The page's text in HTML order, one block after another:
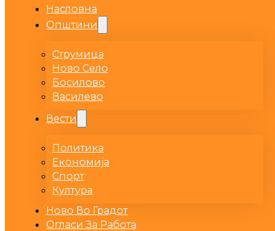
Насловна
Општини
Струмица
Ново Село
Босилово
Василево
Вести
Политика
Економија
Спорт
Култура
Ново Во Градот
Огласи За Работа